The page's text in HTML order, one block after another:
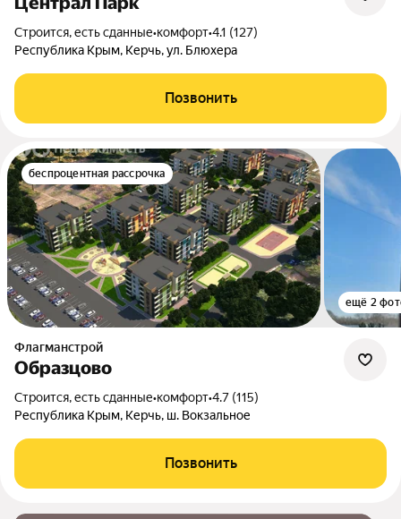
Строится, есть сданные•комфорт•4.1 (127)
Республика Крым, Керчь, ул. Блюхера
Позвонить
беспроцентная рассрочка
ещё 2
Флагманстрой
Образцово
Строится, есть сданные•комфорт•4.7 (115)
Республика Крым, Керчь, ш. Вокзальное
Позвонить